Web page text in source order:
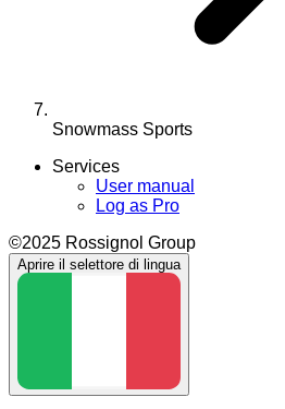
Snowmass Sports
Services
User manual
Log as Pro
©2025 Rossignol Group
Aprire il selettore di lingua